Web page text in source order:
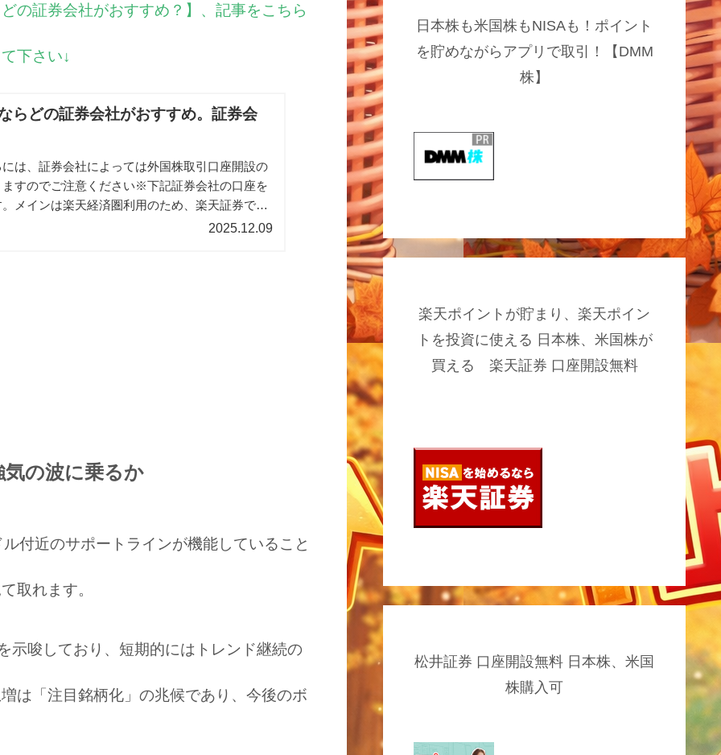
の証券会社がおすすめ？】、記事をこちら
下さい↓
らどの証券会社がおすすめ。証券会
は、証券会社によっては外国株取引口座開設の
すのでご注意ください※下記証券会社の口座を
メインは楽天経済圏利用のため、楽天証券です
い銘柄を他社にはあるのでその場合は他の証券
2025.12.09
の波に乗るか
付近のサポートラインが機能していること
取れます。
示唆しており、短期的にはトレンド継続の
は「注目銘柄化」の兆候であり、今後のボ
日本株も米国株もNISAも！ポイント
を貯めながらアプリで取引！【DMM
株】
楽天ポイントが貯まり、楽天ポイン
トを投資に使える 日本株、米国株が
買える 楽天証券 口座開設無料
松井証券 口座開設無料 日本株、米国
株購入可